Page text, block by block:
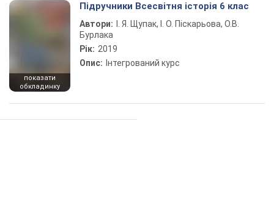
показати
обкладинку
Підручники Всесвітня історія 6 клас
Автори:
І. Я. Щупак, І. О. Піскарьова, О.В.
Бурлака
Рік: 2019
Опис: Інтегрований курс